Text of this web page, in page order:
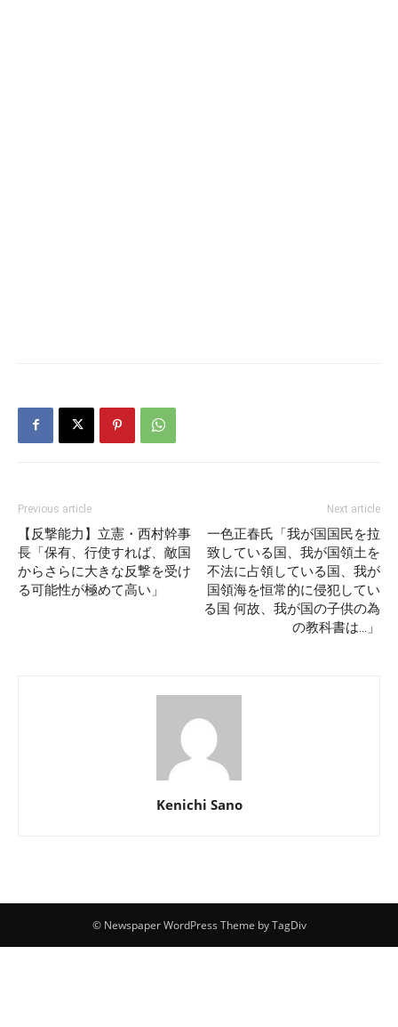
Previous article
【反撃能力】立憲・西村幹事
長「保有、行使すれば、敵国
からさらに大きな反撃を受け
る可能性が極めて高い」
Next article
一色正春氏「我が国国民を拉
致している国、我が国領土を
不法に占領している国、我が
国領海を恒常的に侵犯してい
る国 何故、我が国の子供の為
の教科書は…」
Kenichi Sano
© Newspaper WordPress Theme by TagDiv